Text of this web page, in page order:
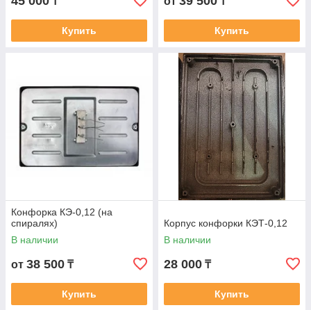
Купить Купить
Конфорка КЭ-0,12 (на
спиралях)
В наличии
от 38 500 ₸
Купить
Корпус конфорки КЭТ-0,12
В наличии
28 000 ₸
Купить